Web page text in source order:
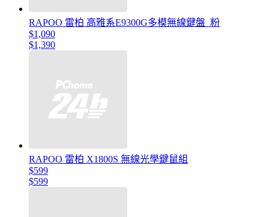
RAPOO 雷柏 高雅系E9300G多模無線鍵盤_粉
$1,090
$1,390
RAPOO 雷柏 X1800S 無線光學鍵鼠組
$599
$599